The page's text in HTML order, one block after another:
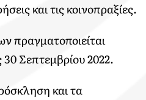
και τις κοινοπραξίες.
πραγματοποιείται
30 Σεπτεμβρίου 2022.
και τα